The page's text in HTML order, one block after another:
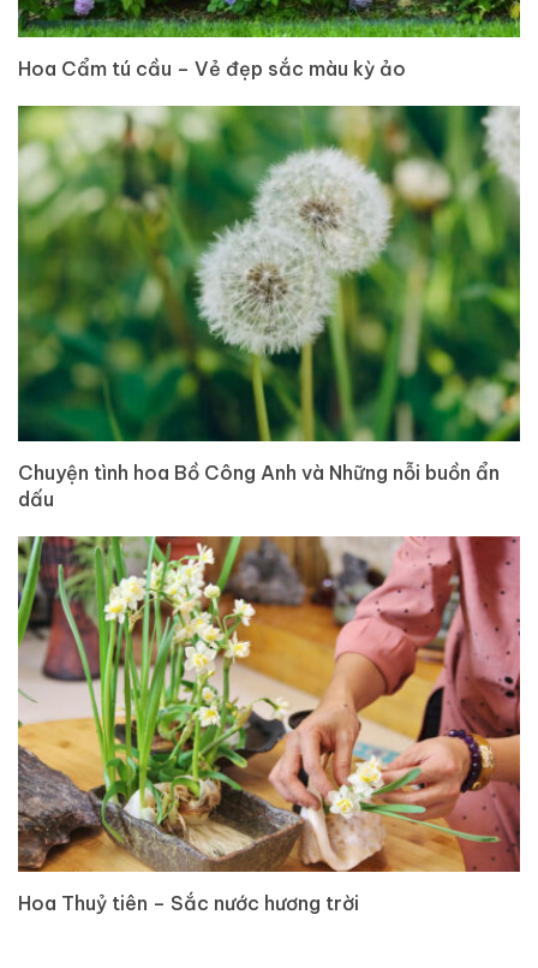
Hoa Cẩm tú cầu – Vẻ đẹp sắc màu kỳ ảo
Chuyện tình hoa Bồ Công Anh và Những nỗi buồn ẩn
dấu
Hoa Thuỷ tiên – Sắc nước hương trời